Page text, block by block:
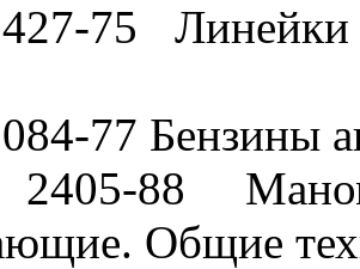
75 Линейки
77 Бензины
88
Общие